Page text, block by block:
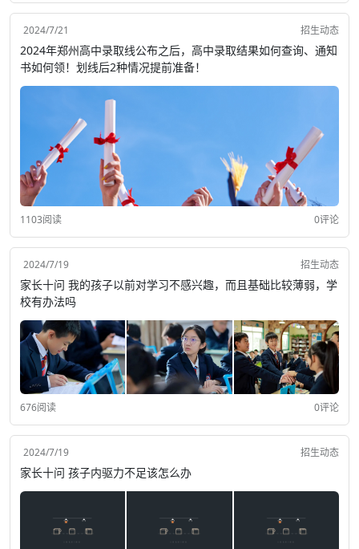
2024/7/21 招生动态
2024年郑州高中录取线公布之后，高中录取结果如何查询、通知
书如何领！划线后2种情况提前准备！
1103阅读 0评论
2024/7/19 招生动态
家长十问 我的孩子以前对学习不感兴趣，而且基础比较薄弱，学
校有办法吗
676阅读 0评论
2024/7/19 招生动态
家长十问 孩子内驱力不足该怎么办